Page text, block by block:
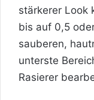
stärkerer Look
bis auf 0,5
sauberen,
unterste
Rasierer